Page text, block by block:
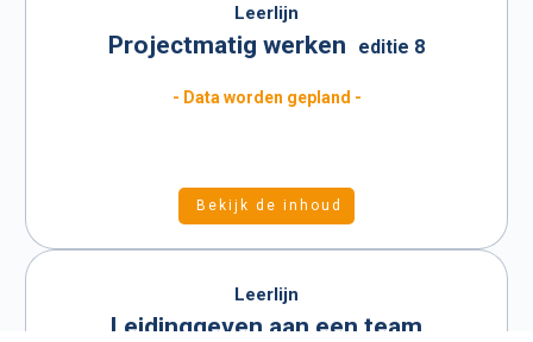
Leerlijn
Projectmatig werken editie 8
- Data worden gepland -
Bekijk de inhoud
Leerlijn
Leidinggeven aan een team